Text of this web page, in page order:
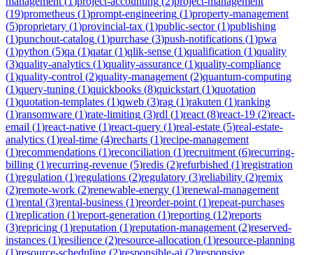
(19)prometheus (1)prompt-engineering (1)property-management
(5)proprietary (1)provincial-tax (1)public-sector(1)publishing
(1)punchout-catalog (1)purchase (3)push-notifications (1)pwa
(1)python (5)qa (1)qatar(1)qlik-sense (1)qualification (1)quality
(3)quality-analytics (1)quality-assurance (1)quality-compliance
(1)quality-control (2)quality-management (2)quantum-computing
(1)query-tuning (1)quickbooks (8)quickstart (1)quotation
(1)quotation-templates (1)qweb (3)rag (1)rakuten (1)ranking
(1)ransomware (1)rate-limiting (3)rdl (1)react (8)react-19 (2)react-
email (1)react-native (1)react-query (1)real-estate (5)real-estate-
analytics (1)real-time (4)recharts (1)recipe-management
(1)recommendations (1)reconciliation (1)recruitment (6)recurring-
billing (1)recurring-revenue (5)redis (2)refurbished (1)registration
(1)regulation (1)regulations (2)regulatory (3)reliability (2)remix
(2)remote-work (2)renewable-energy (1)renewal-management
(1)rental (3)rental-business (1)reorder-point (1)repeat-purchases
(1)replication (1)report-generation (1)reporting (12)reports
(3)repricing (1)reputation (1)reputation-management (2)reserved-
instances (1)resilience (2)resource-allocation (1)resource-planning
(1)resource-scheduling (2)responsible-ai (2)responsive